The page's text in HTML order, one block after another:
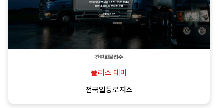
플러스 테마
전국일등로지스